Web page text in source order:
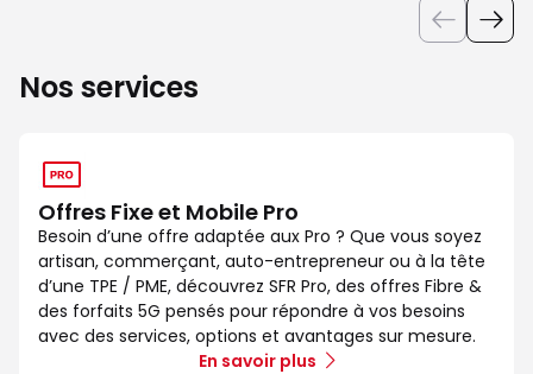
Nos services
Offres Fixe et Mobile Pro
Besoin d’une offre adaptée aux Pro ? Que vous soyez
artisan, commerçant, auto-entrepreneur ou à la tête
d’une TPE / PME, découvrez SFR Pro, des offres Fibre &
des forfaits 5G pensés pour répondre à vos besoins
avec des services, options et avantages sur mesure.
En savoir plus